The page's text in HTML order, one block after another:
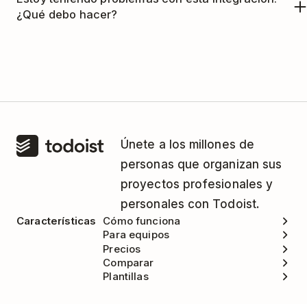
¿Qué debo hacer?
Únete a los millones de
personas que organizan sus
proyectos profesionales y
personales con Todoist.
Características
Cómo funciona
Para equipos
Precios
Comparar
Plantillas